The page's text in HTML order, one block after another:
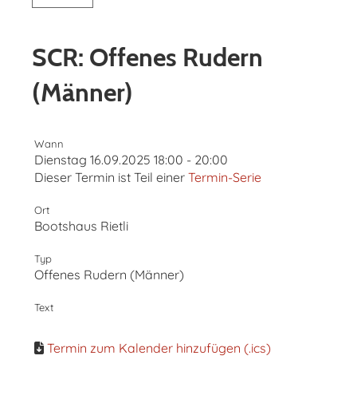
SCR: Offenes Rudern
(Männer)
Wann
Dienstag 16.09.2025 18:00 - 20:00
Dieser Termin ist Teil einer Termin-Serie
Ort
Bootshaus Rietli
Typ
Offenes Rudern (Männer)
Text
Termin zum Kalender hinzufügen (.ics)